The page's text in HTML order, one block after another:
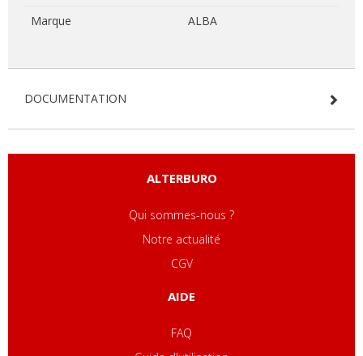
Marque
ALBA
DOCUMENTATION
ALTERBURO
Qui sommes-nous ?
Notre actualité
CGV
AIDE
FAQ